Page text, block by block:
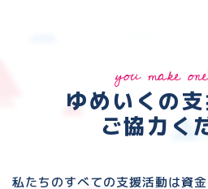
you make
ゆめいくの
ご協力く
私たちのすべての支援活動は資